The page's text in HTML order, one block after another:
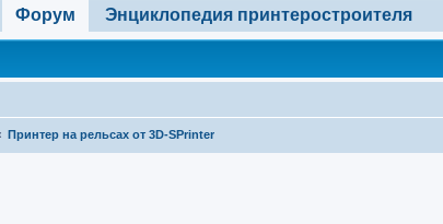
Форум Энциклопедия принтеростроителя
Принтер на рельсах от 3D-SPrinter